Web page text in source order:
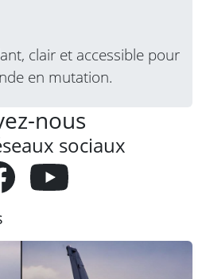
clair et accessible pour
en mutation.
nous
sociaux